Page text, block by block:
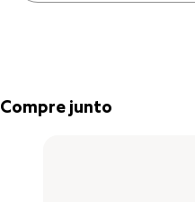
Compre junto